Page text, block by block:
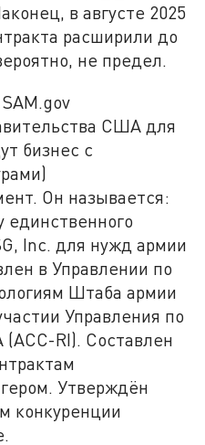
в августе 2025
расширили до
не предел.
США для
бизнес с
Он называется:
единственного
Inc. для нужд армии
в Управлении по
Штаба армии
Управления по
RI). Составлен
Утверждён
конкуренции